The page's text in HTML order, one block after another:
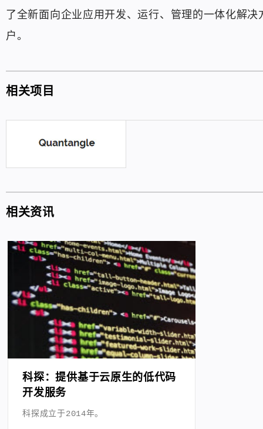
了全新面向企业应用开发、运行、管理的一体化解
户。
相关项目
相关资讯
科探：提供基于云原生的低代码
开发服务
科探成立于2014年。